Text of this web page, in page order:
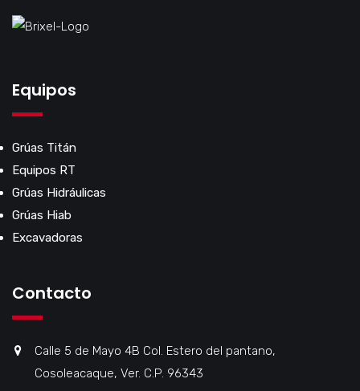
Equipos
Grúas Titán
Equipos RT
Grúas Hidráulicas
Grúas Hiab
Excavadoras
Contacto
Calle 5 de Mayo 4B Col. Estero del pantano,
Cosoleacaque, Ver. C.P. 96343